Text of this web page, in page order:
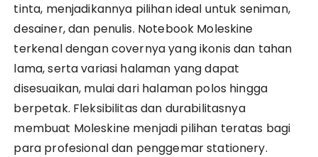
tinta, menjadikannya pilihan ideal untuk seniman,
desainer, dan penulis. Notebook Moleskine
terkenal dengan covernya yang ikonis dan tahan
lama, serta variasi halaman yang dapat
disesuaikan, mulai dari halaman polos hingga
berpetak. Fleksibilitas dan durabilitasnya
membuat Moleskine menjadi pilihan teratas bagi
para profesional dan penggemar stationery.